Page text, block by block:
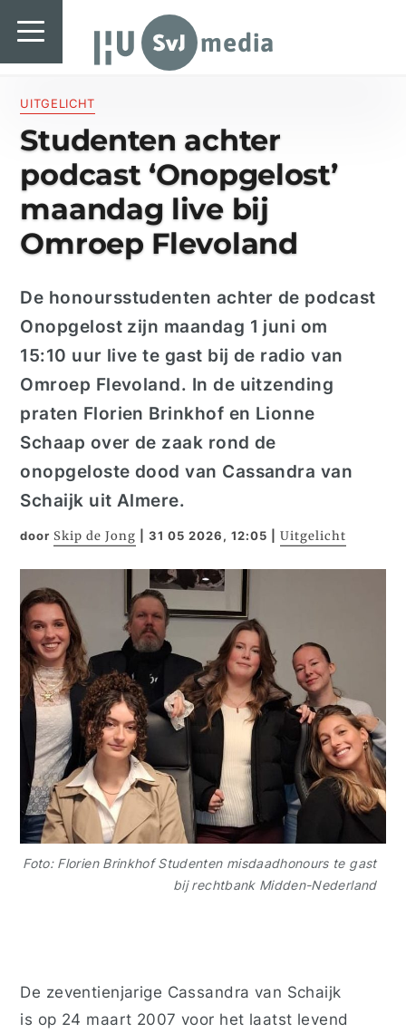
SvJ media
UITGELICHT
Studenten achter
podcast ‘Onopgelost’
maandag live bij
Omroep Flevoland
De honoursstudenten achter de podcast
Onopgelost zijn maandag 1 juni om
15:10 uur live te gast bij de radio van
Omroep Flevoland. In de uitzending
praten Florien Brinkhof en Lionne
Schaap over de zaak rond de
onopgeloste dood van Cassandra van
Schaijk uit Almere.
door Skip de Jong |31 05 2026, 12:05 |Uitgelicht
Foto: Florien Brinkhof Studenten misdaadhonours te gast
bij rechtbank Midden-Nederland
De zeventienjarige Cassandra van Schaijk
is op 24 maart 2007 voor het laatst levend
SvJ media
Landelijk
Regionaal
Specials & International
In de praktijk
Freelancebureau
Introductiefestival
Agenda & Vacatures